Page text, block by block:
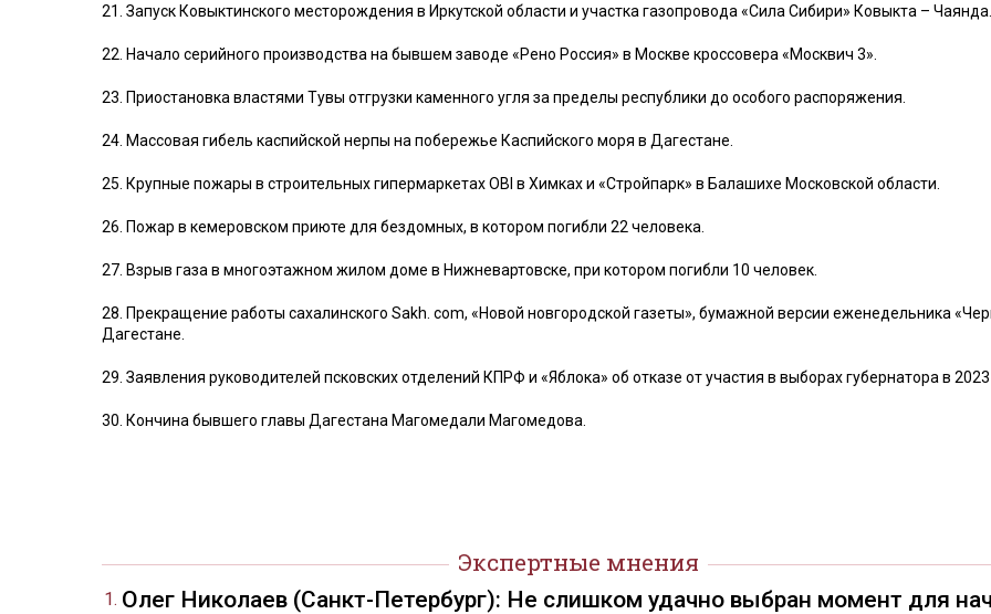
21. Запуск Ковыктинского месторождения в Иркутской области и участка газопровода «Сила Сибири» Ковыкта – Чаянда.
22. Начало серийного производства на бывшем заводе «Рено Россия» в Москве кроссовера «Москвич 3».
23. Приостановка властями Тувы отгрузки каменного угля за пределы республики до особого распоряжения.
24. Массовая гибель каспийской нерпы на побережье Каспийского моря в Дагестане.
25. Крупные пожары в строительных гипермаркетах OBI в Химках и «Стройпарк» в Балашихе Московской области.
26. Пожар в кемеровском приюте для бездомных, в котором погибли 22 человека.
27. Взрыв газа в многоэтажном жилом доме в Нижневартовске, при котором погибли 10 человек.
28. Прекращение работы сахалинского Sakh. com, «Новой новгородской газеты», бумажной версии еженедельника
Дагестане.
29. Заявления руководителей псковских отделений КПРФ и «Яблока» об отказе от участия в выборах губернатора в 2023
30. Кончина бывшего главы Дагестана Магомедали Магомедова.
Экспертные мнения
Олег Николаев (Санкт-Петербург): Не слишком удачно выбран момент для